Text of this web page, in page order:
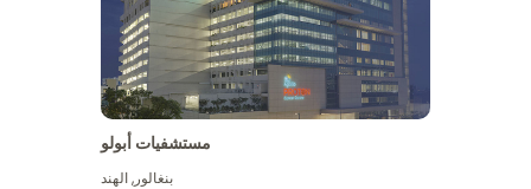
مستشفيات أبولو
بنغالور,الهند